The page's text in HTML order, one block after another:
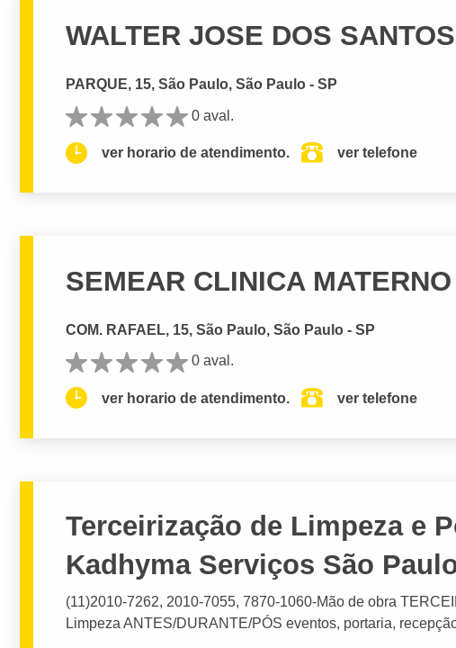
WALTER JOSE DOS
PARQUE, 15, São Paulo, São Paulo - SP
0 aval.
ver horario de atendimento. ver telefone
SEMEAR CLINICA
COM. RAFAEL, 15, São Paulo, São Paulo - SP
0 aval.
ver horario de atendimento. ver telefone
Terceirização de Limpeza e
Kadhyma Serviços São
(11)2010-7262, 2010-7055, 7870-1060-Mão de obra
Limpeza ANTES/DURANTE/PÓS eventos, portaria,